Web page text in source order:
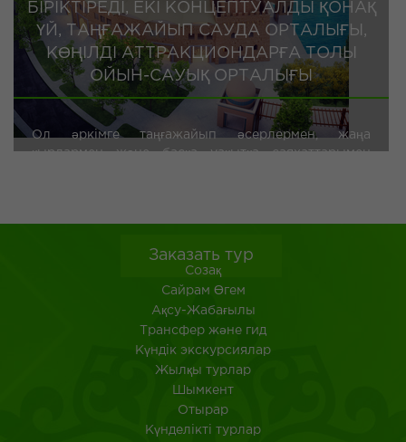
БІРІКТІРЕДІ, ЕКІ КОНЦЕПТУАЛДЫ ҚОНАҚ
ҮЙ, ТАҢҒАЖАЙЫП САУДА ОРТАЛЫҒЫ,
КӨҢІЛДІ АТТРАКЦИОНДАРҒА ТОЛЫ
ОЙЫН-САУЫҚ ОРТАЛЫҒЫ
Ол әркімге таңғажайып әсерлермен, жаңа
қырлармен және басқа уақытқа саяхаттарымен
Заказать тур
Созақ
​Сайрам Өгем
Ақсу-Жабағылы
Трансфер және гид
Күндік экскурсиялар
Жылқы турлар
Шымкент
Отырар
Күнделікті турлар